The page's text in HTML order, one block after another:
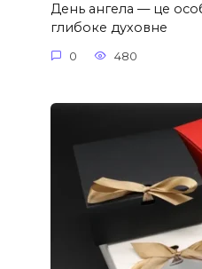
День ангела — це
глибоке духовне
0 480